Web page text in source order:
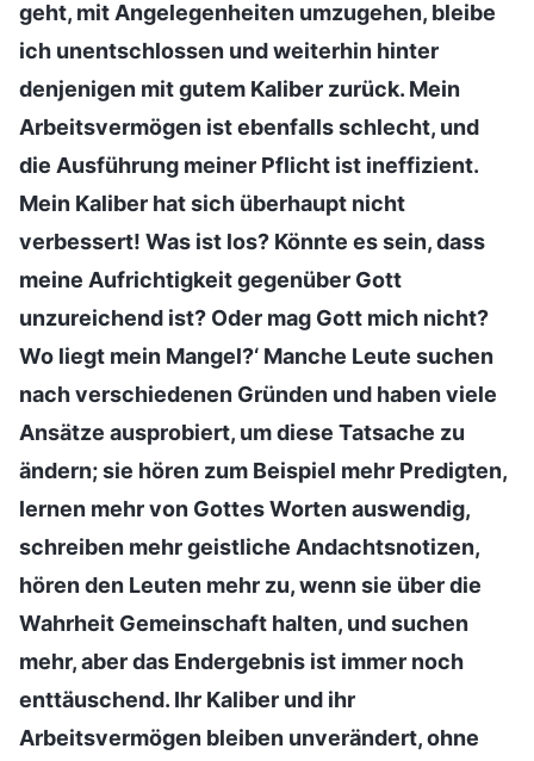
geht, mit Angelegenheiten umzugehen, bleibe
ich unentschlossen und weiterhin hinter
denjenigen mit gutem Kaliber zurück. Mein
Arbeitsvermögen ist ebenfalls schlecht, und
die Ausführung meiner Pflicht ist ineffizient.
Mein Kaliber hat sich überhaupt nicht
verbessert! Was ist los? Könnte es sein, dass
meine Aufrichtigkeit gegenüber Gott
unzureichend ist? Oder mag Gott mich nicht?
Wo liegt mein Mangel?‘ Manche Leute suchen
nach verschiedenen Gründen und haben viele
Ansätze ausprobiert, um diese Tatsache zu
ändern; sie hören zum Beispiel mehr Predigten,
lernen mehr von Gottes Worten auswendig,
schreiben mehr geistliche Andachtsnotizen,
hören den Leuten mehr zu, wenn sie über die
Wahrheit Gemeinschaft halten, und suchen
mehr, aber das Endergebnis ist immer noch
enttäuschend. Ihr Kaliber und ihr
Arbeitsvermögen bleiben unverändert, ohne